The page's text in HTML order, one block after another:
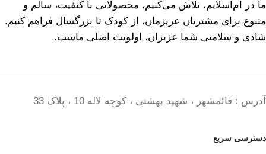
ما در ام‌اسلایم، تلاش می‌کنیم، محصولاتی با کیفیت، سالم و
متنوع برای مشتریان عزیزمان، از کودک تا بزرگسال فراهم کنیم.
شادی و سلامتی شما عزیزان، اولویت اصلی ماست.
آدرس : قائمشهر ، شهید بهشتی ، کوچه لاله 10 ، پلاک 33
دسترسی سریع